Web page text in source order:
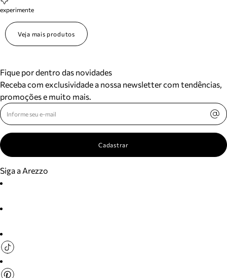
experimente
Veja mais produtos
Fique por dentro das novidades
Receba com exclusividade a nossa newsletter com tendências,
promoções e muito mais.
Cadastrar
Siga a Arezzo